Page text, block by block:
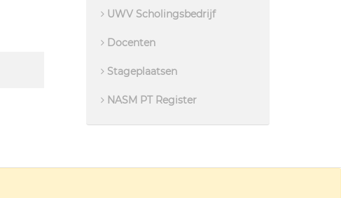
UWV Scholingsbedrijf
Docenten
Stageplaatsen
NASM PT Register